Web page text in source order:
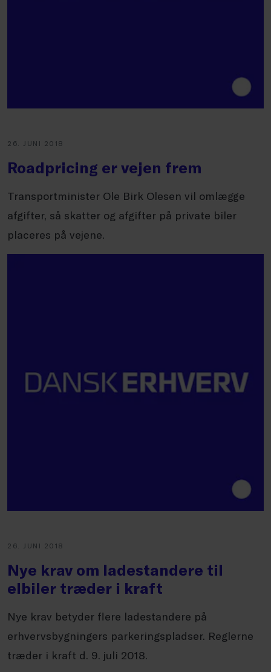
26. JUNI 2018
Roadpricing er vejen frem
Transportminister Ole Birk Olesen vil omlægge
afgifter, så skatter og afgifter på private biler
placeres på vejene.
26. JUNI 2018
Nye krav om ladestandere til
elbiler træder i kraft
Nye krav betyder flere ladestandere på
erhvervsbygningers parkeringspladser. Reglerne
træder i kraft d. 9. juli 2018.